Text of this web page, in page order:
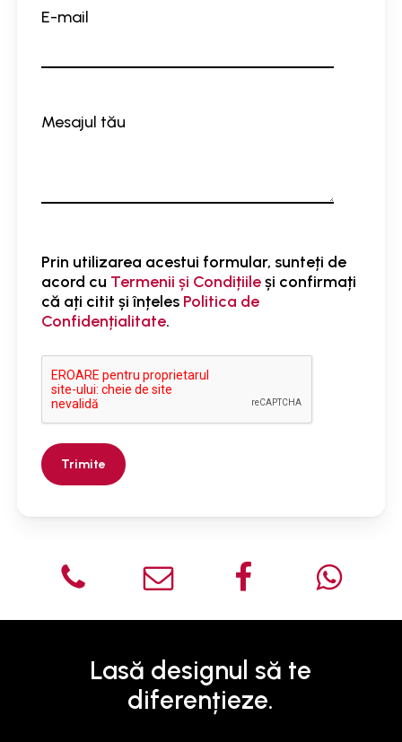
E-mail
Mesajul tău
Prin utilizarea acestui formular, sunteți de
acord cu Termenii și Condițiileși confirmați
că ați citit și înțeles Politica de
Confidențialitate.
Lasă designul să te
diferențieze.